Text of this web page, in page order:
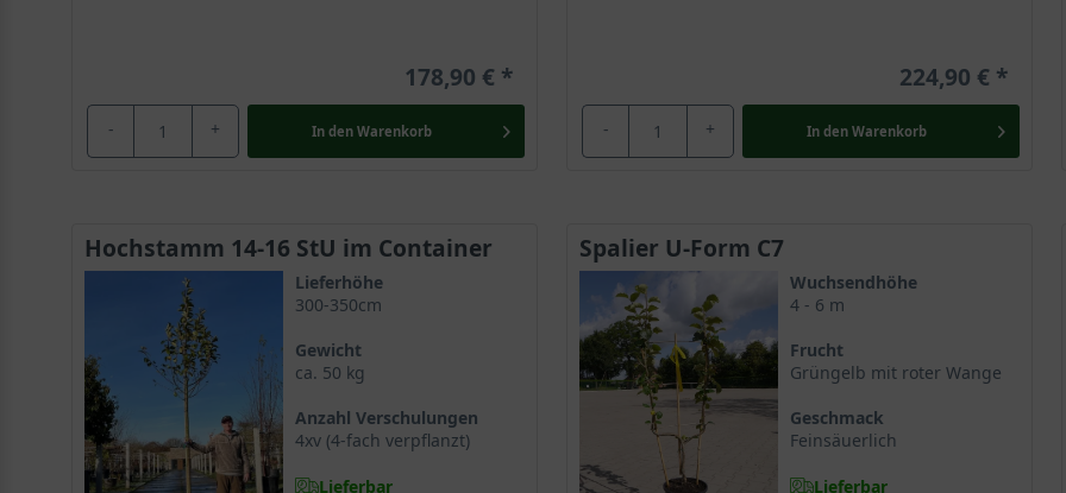
178,90 €
- + In den Warenkorb
224,90 €
- + In den Warenkorb
Hochstamm 14-16 StU im Container
Lieferhöhe
300-350cm
Gewicht
ca. 50 kg
Anzahl Verschulungen
4xv (4-fach verpflanzt)
Lieferbar
Spalier U-Form C7
Wuchsendhöhe
4 - 6 m
Frucht
Grüngelb mit roter Wange
Geschmack
Feinsäuerlich
Lieferbar